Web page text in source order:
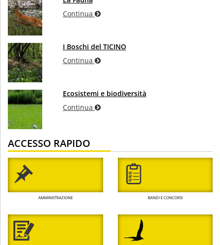
Continua
I Boschi del TICINO
Continua
Ecosistemi e biodiversità
Continua
ACCESSO RAPIDO
AMMINISTRAZIONE BANDI E CONCORSI